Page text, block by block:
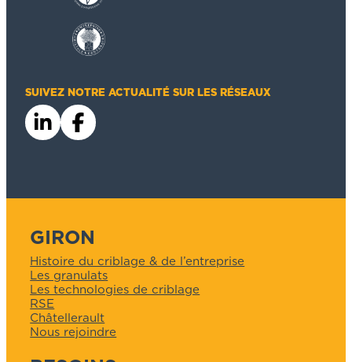
SUIVEZ NOTRE ACTUALITÉ SUR LES RÉSEAUX
GIRON
Histoire du criblage & de l’entreprise
Les granulats
Les technologies de criblage
RSE
Châtellerault
Nous rejoindre